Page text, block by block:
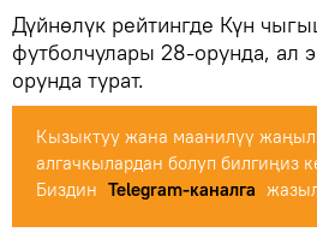
Дүйнөлүк рейтингде Күн
футболчулары 28-орунда, ал
орунда турат.
Кызыктуу жана маанилүү
алгачкылардан болуп билгиңиз
Биздин Telegram-каналга